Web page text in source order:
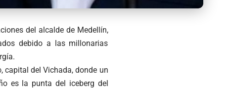
del alcalde de Medellín,
debido a las millonarias
capital del Vichada, donde un
es la punta del iceberg del